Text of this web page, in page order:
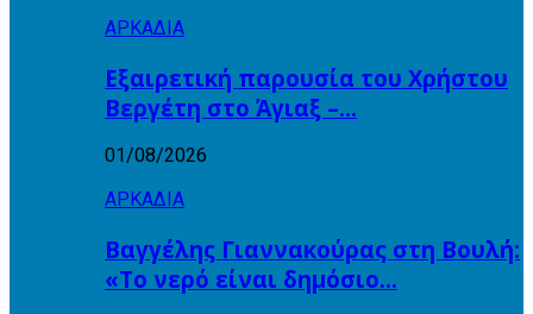
ΑΡΚΑΔΙΑ
Εξαιρετική παρουσία του Χρήστου
Βεργέτη στο Άγιαξ –…
01/08/2026
ΑΡΚΑΔΙΑ
Βαγγέλης Γιαννακούρας στη Βουλή:
«Το νερό είναι δημόσιο…